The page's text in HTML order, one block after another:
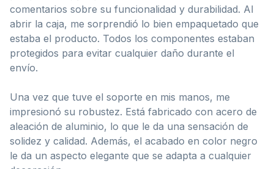
comentarios sobre su funcionalidad y durabilidad. Al
abrir la caja, me sorprendió lo bien empaquetado que
estaba el producto. Todos los componentes estaban
protegidos para evitar cualquier daño durante el
envío.
Una vez que tuve el soporte en mis manos, me
impresionó su robustez. Está fabricado con acero de
aleación de aluminio, lo que le da una sensación de
solidez y calidad. Además, el acabado en color negro
le da un aspecto elegante que se adapta a cualquier